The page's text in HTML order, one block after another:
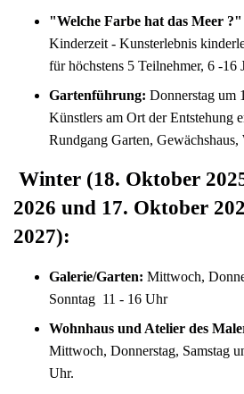
"Welche Farbe hat das Meer ?"
Kinderzeit - Kunsterlebnis
für höchstens 5 Teilnehmer, 6 -16
Gartenführung: Donnerstag um
Künstlers am Ort der Entstehung
Rundgang Garten, Gewächshaus,
Winter (18. Oktober
2026 und 17. Oktober
2027):
Galerie/Garten: Mittwoch,
Sonntag 11 - 16 Uhr
Wohnhaus und Atelier des
Mittwoch, Donnerstag, Samstag
Uhr.